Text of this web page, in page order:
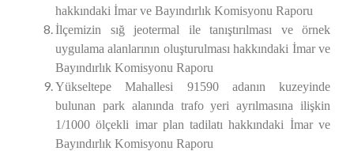
hakkındaki İmar ve Bayındırlık Komisyonu Raporu
İlçemizin sığ jeotermal ile tanıştırılması ve örnek
uygulama alanlarının oluşturulması hakkındaki İmar ve
Bayındırlık Komisyonu Raporu
Yükseltepe Mahallesi 91590 adanın kuzeyinde
bulunan park alanında trafo yeri ayrılmasına ilişkin
1/1000 ölçekli imar plan tadilatı hakkındaki İmar ve
Bayındırlık Komisyonu Raporu